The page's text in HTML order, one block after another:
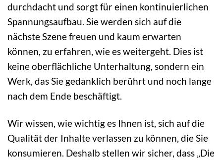
durchdacht und sorgt für einen kontinuierlichen
Spannungsaufbau. Sie werden sich auf die
nächste Szene freuen und kaum erwarten
können, zu erfahren, wie es weitergeht. Dies ist
keine oberflächliche Unterhaltung, sondern ein
Werk, das Sie gedanklich berührt und noch lange
nach dem Ende beschäftigt.
Wir wissen, wie wichtig es Ihnen ist, sich auf die
Qualität der Inhalte verlassen zu können, die Sie
konsumieren. Deshalb stellen wir sicher, dass „Die